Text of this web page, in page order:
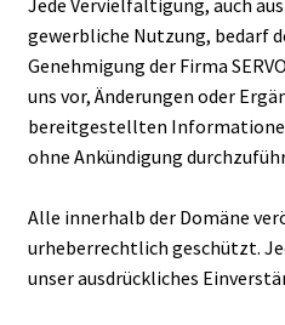
Jede Vervielfältigung, auch
gewerbliche Nutzung, bedarf
Genehmigung der Firma
uns vor, Änderungen oder
bereitgestellten
ohne Ankündigung
Alle innerhalb der Domäne
urheberrechtlich geschützt.
unser ausdrückliches